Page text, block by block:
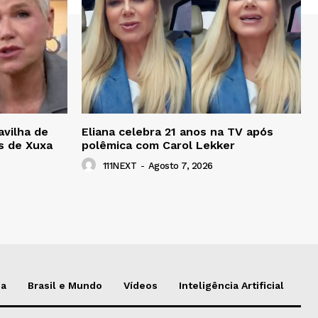
de
de Xuxa
Eliana celebra 21 anos na TV após
polêmica com Carol Lekker
111NEXT - Agosto 7, 2026
Brasil e Mundo Vídeos Inteligência Artificial